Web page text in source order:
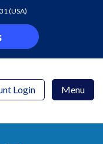
(USA)
Login Menu